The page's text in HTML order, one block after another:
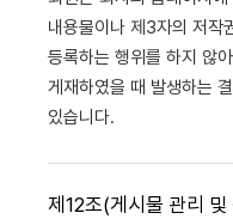
내용물이나 제3자의 저작
등록하는 행위를 하지 않
게재하였을 때 발생하는
있습니다.
제12조(게시물 관리 및